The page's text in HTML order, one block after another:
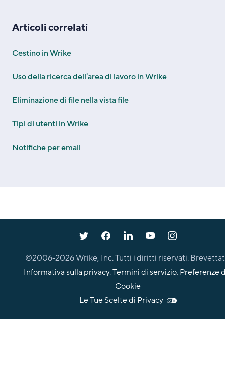
Articoli correlati
Cestino in Wrike
Uso della ricerca dell'area di lavoro in Wrike
Eliminazione di file nella vista file
Tipi di utenti in Wrike
Notifiche per email
©2006-2026Wrike, Inc. Tutti i diritti riservati.
Informativa sulla privacy.Termini di servizio.Preferenze
Cookie
Le Tue Scelte di Privacy